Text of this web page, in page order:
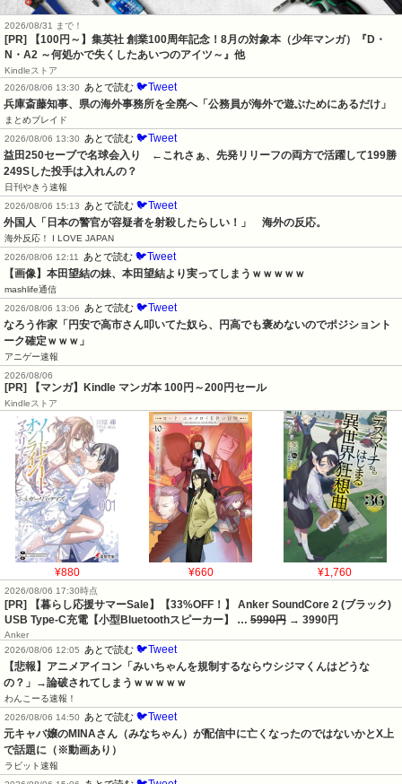
2026/08/31 まで！
[PR]
【100円～】集英社 創業100周年記念！8月の対象本（少年マンガ）『D・
N・A2 ～何処かで失くしたあいつのアイツ～』他
Kindleストア
2026/08/06 13:30
あとで読む 🐦Tweet
兵庫斎藤知事、県の海外事務所を全廃へ「公務員が海外で遊ぶためにあるだけ」
まとめブレイド
2026/08/06 13:30
あとで読む 🐦Tweet
益田250セーブで名球会入り　←これさぁ、先発リリーフの両方で活躍して199勝
249Sした投手は入れんの？
日刊やきう速報
2026/08/06 15:13
あとで読む 🐦Tweet
外国人「日本の警官が容疑者を射殺したらしい！」　海外の反応。
海外反応！ I LOVE JAPAN
2026/08/06 12:11
あとで読む 🐦Tweet
【画像】本田望結の妹、本田望結より実ってしまうｗｗｗｗｗ
mashlife通信
2026/08/06 13:06
あとで読む 🐦Tweet
なろう作家「円安で高市さん叩いてた奴ら、円高でも褒めないのでポジショント
ーク確定ｗｗｗ」
アニゲー速報
2026/08/06
[PR] 【マンガ】Kindle マンガ本 100円～200円セール
Kindleストア
¥880 ¥660 ¥1,760
2026/08/06 17:30時点
[PR] 【暮らし応援サマーSale】【33%OFF！】 Anker SoundCore 2 (ブラック)
USB Type-C充電【小型Bluetoothスピーカー】 … 5990円 → 3990円
Anker
2026/08/06 12:05 あとで読む 🐦Tweet
【悲報】アニメアイコン「みいちゃんを規制するならウシジマくんはどうな
の？」→論破されてしまうｗｗｗｗｗ
わんこーる速報！
2026/08/06 14:50 あとで読む 🐦Tweet
元キャバ嬢のMINAさん（みなちゃん）が配信中に亡くなったのではないかとX上
で話題に（※動画あり）
ラビット速報